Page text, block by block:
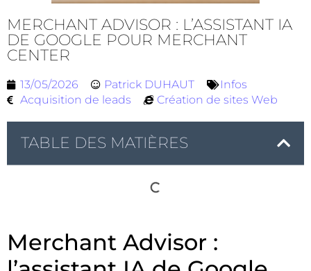
MERCHANT ADVISOR : L’ASSISTANT IA
DE GOOGLE POUR MERCHANT
CENTER
13/05/2026 Patrick DUHAUT
Infos
Acquisition de leads
Création de sites Web
TABLE DES MATIÈRES
Merchant Advisor :